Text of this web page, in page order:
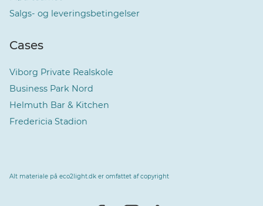
Salgs- og leveringsbetingelser
Cases
Viborg Private Realskole
Business Park Nord
Helmuth Bar & Kitchen
Fredericia Stadion
Alt materiale på eco2light.dk er omfattet af copyright